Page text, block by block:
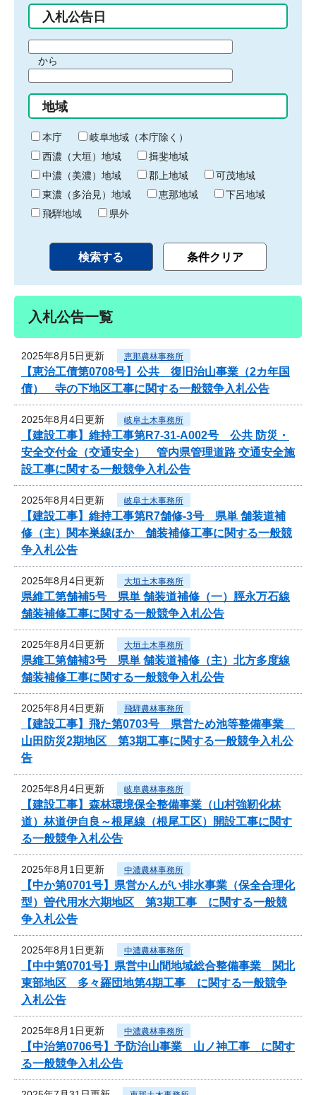
入札公告日
間
始
り
から
間
終
わ
り
地域
本庁
岐阜地域（本庁除く）
西濃（大垣）地域
揖斐地域
中濃（美濃）地域
郡上地域
可茂地域
東濃（多治見）地域
恵那地域
下呂地域
飛騨地域
県外
入札公告一覧
2025年8月5日更新 恵那農林事務所
【恵治工債第0708号】公共 復旧治山事業（2カ年国
債） 寺の下地区工事に関する一般競争入札公告
2025年8月4日更新 岐阜土木事務所
【建設工事】維持工事第R7-31-A002号 公共 防災・
安全交付金（交通安全） 管内県管理道路 交通安全施
設工事に関する一般競争入札公告
2025年8月4日更新 岐阜土木事務所
【建設工事】維持工事第R7舗修-3号 県単 舗装道補
修（主）関本巣線ほか 舗装補修工事に関する一般競
争入札公告
2025年8月4日更新 大垣土木事務所
県維工第舗補5号 県単 舗装道補修（一）脛永万石線
舗装補修工事に関する一般競争入札公告
2025年8月4日更新 大垣土木事務所
県維工第舗補3号 県単 舗装道補修（主）北方多度線
舗装補修工事に関する一般競争入札公告
2025年8月4日更新 飛騨農林事務所
【建設工事】飛た第0703号 県営ため池等整備事業
山田防災2期地区 第3期工事に関する一般競争入札公
告
2025年8月4日更新 岐阜農林事務所
【建設工事】森林環境保全整備事業（山村強靭化林
道）林道伊自良～根尾線（根尾工区）開設工事に関す
る一般競争入札公告
2025年8月1日更新 中濃農林事務所
【中か第0701号】県営かんがい排水事業（保全合理化
型）曽代用水六期地区 第3期工事 に関する一般競
争入札公告
2025年8月1日更新 中濃農林事務所
【中中第0701号】県営中山間地域総合整備事業 関北
東部地区 多々羅団地第4期工事 に関する一般競争
入札公告
2025年8月1日更新 中濃農林事務所
【中治第0706号】予防治山事業 山ノ神工事 に関す
る一般競争入札公告